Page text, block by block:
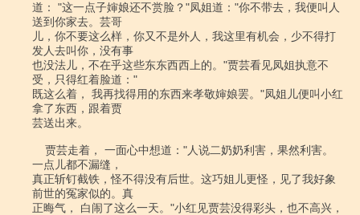
道： "这一点子婶娘还不赏脸？"凤姐道："你不带去，我便叫人
送到你家去。芸哥
儿，你不要这么样，你又不是外人，我这里有机会，少不得打
发人去叫你，没有事
也没法儿，不在乎这些东东西西上的。"贾芸看见凤姐执意不
受，只得红着脸道："
既这么着， 我再找得用的东西来孝敬婶娘罢。"凤姐儿便叫小红
拿了东西，跟着贾
芸送出来。
一点儿都不漏缝，
真正斩钉截铁，怪不得没有后世。这巧姐儿更怪，见了我好象
前世的冤家似的。真
正晦气， 白闹了这么一天。"小红见贾芸没得彩头，也不高兴，